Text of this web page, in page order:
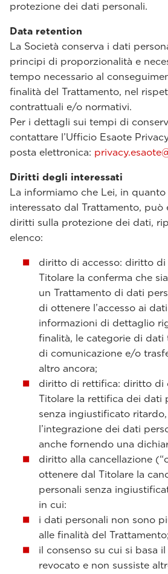
protezione dei dati personali.
Data retention
La Società conserva i dati
principi di proporzionalità e
tempo necessario al
finalità del Trattamento, nel
contrattuali e/o normativi.
Per i dettagli sui tempi di
contattare l’Ufficio Esaote
posta elettronica:
Diritti degli interessati
La informiamo che Lei, in
interessato dal Trattamento, può
diritti sulla protezione dei dati,
elenco:
diritto di accesso: diritto di
Titolare la conferma che
un Trattamento di dati
di ottenere l’accesso ai
informazioni di dettaglio
finalità, le categorie di dati
di comunicazione e/o
altro ancora;
diritto di rettifica: diritto di
Titolare la rettifica dei dati
senza ingiustificato
l’integrazione dei dati
anche fornendo una
diritto alla cancellazione
ottenere dal Titolare la
personali senza
in cui:
i dati personali non sono
alle finalità del Trattamento;
il consenso su cui si basa
revocato e non sussiste